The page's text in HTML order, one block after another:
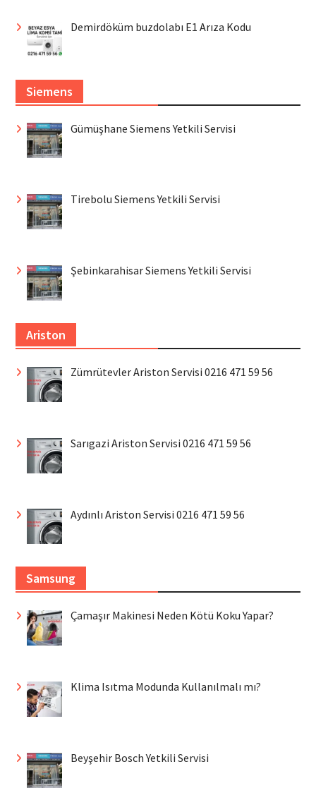
Demirdöküm buzdolabı E1 Arıza Kodu
Siemens
Gümüşhane Siemens Yetkili Servisi
Tirebolu Siemens Yetkili Servisi
Şebinkarahisar Siemens Yetkili Servisi
Ariston
Zümrütevler Ariston Servisi 0216 471 59 56
Sarıgazi Ariston Servisi 0216 471 59 56
Aydınlı Ariston Servisi 0216 471 59 56
Samsung
Çamaşır Makinesi Neden Kötü Koku Yapar?
Klima Isıtma Modunda Kullanılmalı mı?
Beyşehir Bosch Yetkili Servisi